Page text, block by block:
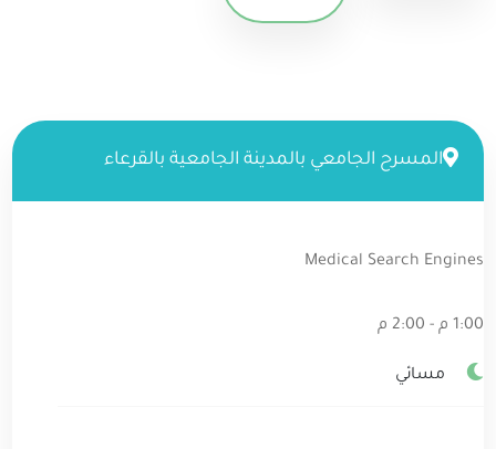
المسرح الجامعي بالمدينة الجامعية بالقرعاء
Medical Search Engines
1:00 م - 2:00 م
مسائي